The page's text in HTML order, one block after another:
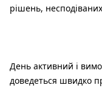
рішень,
День активний і
доведеться швидко